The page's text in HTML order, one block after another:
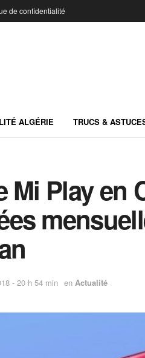
de confidentialité
ALGÉRIE TRUCS &
Mi Play en
- 20 h 54 min en Actualité